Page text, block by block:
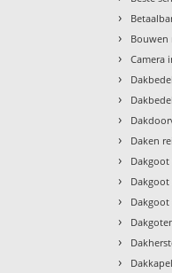
›
› Bouwen
› Camera
›
›
›
› Daken
› Dakgoot
›
›
›
›
›